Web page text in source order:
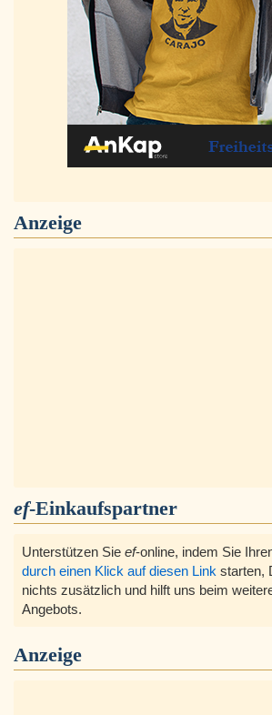
Anzeige
ef-Einkaufspartner
Unterstützen Sie ef-online, indem Sie
durch einen Klick auf diesen Link starten,
nichts zusätzlich und hilft uns beim
Angebots.
Anzeige